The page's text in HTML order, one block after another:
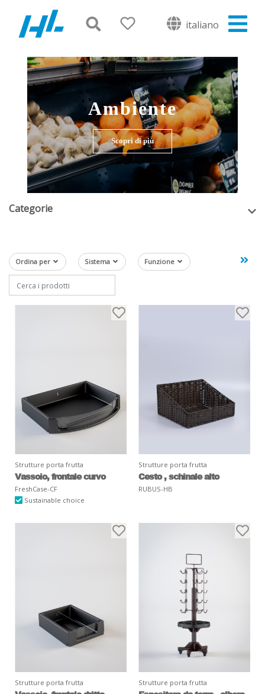
italiano
Ambiente
Scopri di più
Categorie
Ordina per Sistema Funzione
Strutture porta frutta
Vassoio, frontale curvo
FreshCase-CF
Sustainable choice
Strutture porta frutta
Cesto , schinale alto
RUBUS-HB
Strutture porta frutta Strutture porta frutta